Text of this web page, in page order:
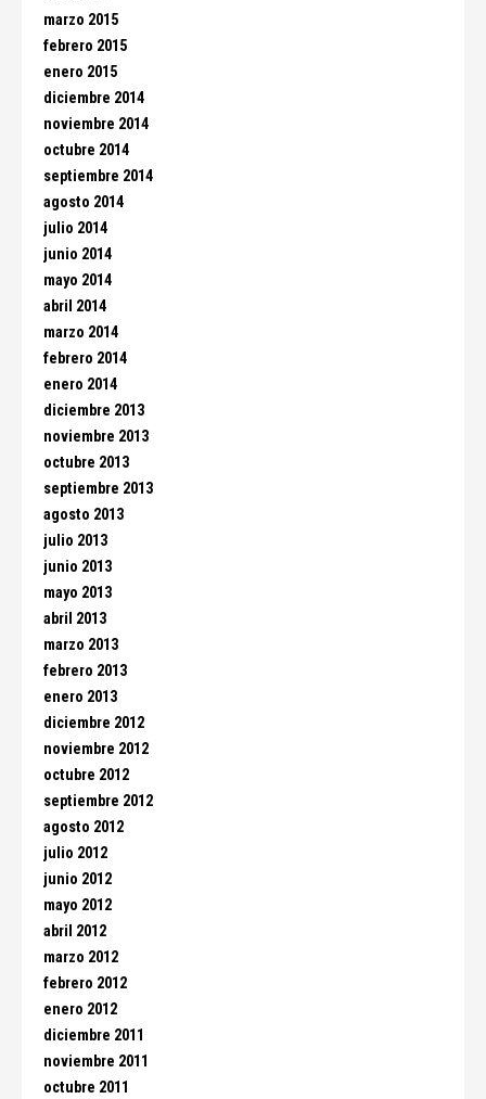
marzo 2015
febrero 2015
enero 2015
diciembre 2014
noviembre 2014
octubre 2014
septiembre 2014
agosto 2014
julio 2014
junio 2014
mayo 2014
abril 2014
marzo 2014
febrero 2014
enero 2014
diciembre 2013
noviembre 2013
octubre 2013
septiembre 2013
agosto 2013
julio 2013
junio 2013
mayo 2013
abril 2013
marzo 2013
febrero 2013
enero 2013
diciembre 2012
noviembre 2012
octubre 2012
septiembre 2012
agosto 2012
julio 2012
junio 2012
mayo 2012
abril 2012
marzo 2012
febrero 2012
enero 2012
diciembre 2011
noviembre 2011
octubre 2011